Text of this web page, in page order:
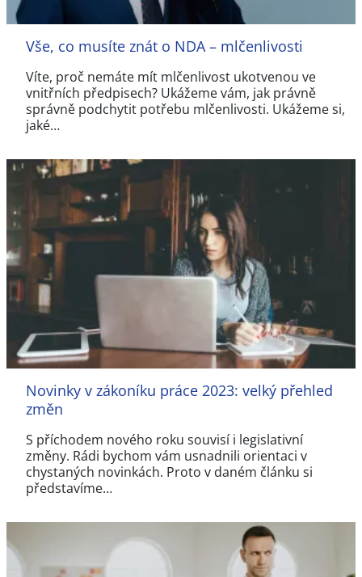
Vše, co musíte znát o NDA – mlčenlivosti
Víte, proč nemáte mít mlčenlivost ukotvenou ve
vnitřních předpisech? Ukážeme vám, jak právně
správně podchytit potřebu mlčenlivosti. Ukážeme si,
jaké…
Novinky v zákoníku práce 2023: velký přehled
změn
S příchodem nového roku souvisí i legislativní
změny. Rádi bychom vám usnadnili orientaci v
chystaných novinkách. Proto v daném článku si
představíme…